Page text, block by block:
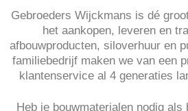
Gebroeders Wijckmans is dé
het aankopen, leveren en
afbouwproducten, siloverhuur en
familiebedrijf maken we van een
klantenservice al 4 generaties
Heb je bouwmaterialen nodig